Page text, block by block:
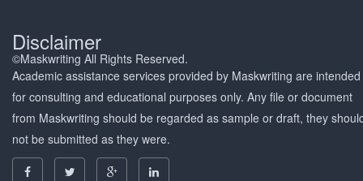
Disclaimer
©Maskwriting All Rights Reserved.
Academic assistance services provided by Maskwriting are intended
for consulting and educational purposes only. Any file or document
from Maskwriting should be regarded as sample or draft, they
not be submitted as they were.